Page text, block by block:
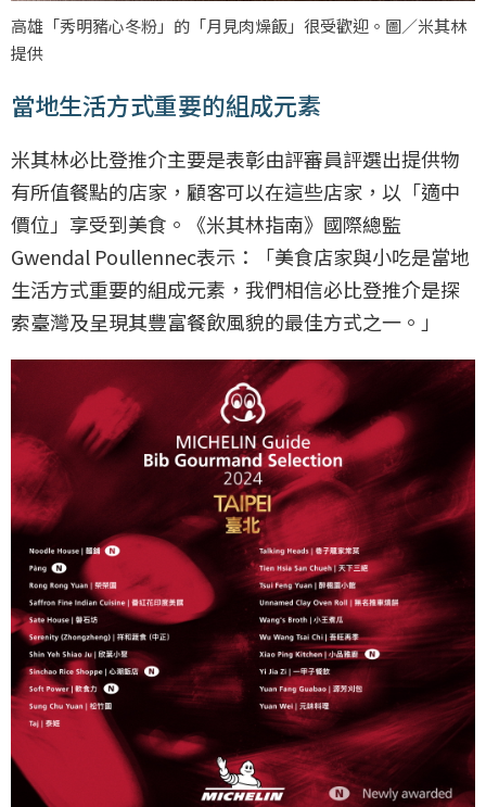
高雄「秀明豬心冬粉」的「月見肉燥飯」很受歡迎。圖／米其林
提供
當地生活方式重要的組成元素
米其林必比登推介主要是表彰由評審員評選出提供物
有所值餐點的店家，顧客可以在這些店家，以「適中
價位」享受到美食。《米其林指南》國際總監
Gwendal Poullennec表示：「美食店家與小吃是當地
生活方式重要的組成元素，我們相信必比登推介是探
索臺灣及呈現其豐富餐飲風貌的最佳方式之一。」